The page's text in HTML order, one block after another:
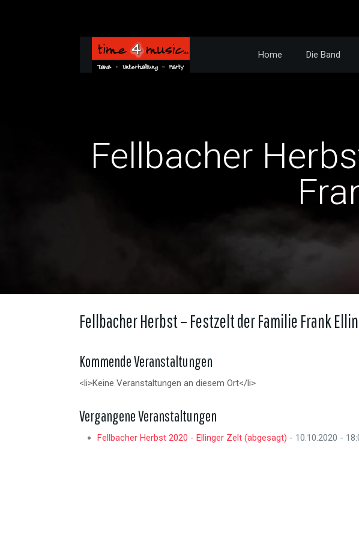
Home Die Band
Fellbacher
Fellbacher Herbst – Festzelt der Familie Frank
Kommende Veranstaltungen
<li>Keine Veranstaltungen an diesem Ort</li>
Vergangene Veranstaltungen
Fellbacher Herbst 2020 - Ellinger Zelt (abgesagt) - 10.10.2020 -